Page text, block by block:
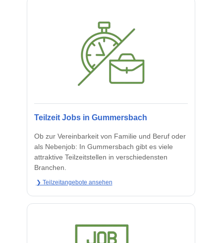
Teilzeit Jobs in Gummersbach
Ob zur Vereinbarkeit von Familie und Beruf oder
als Nebenjob: In Gummersbach gibt es viele
attraktive Teilzeitstellen in verschiedensten
Branchen.
❯ Teilzeitangebote ansehen